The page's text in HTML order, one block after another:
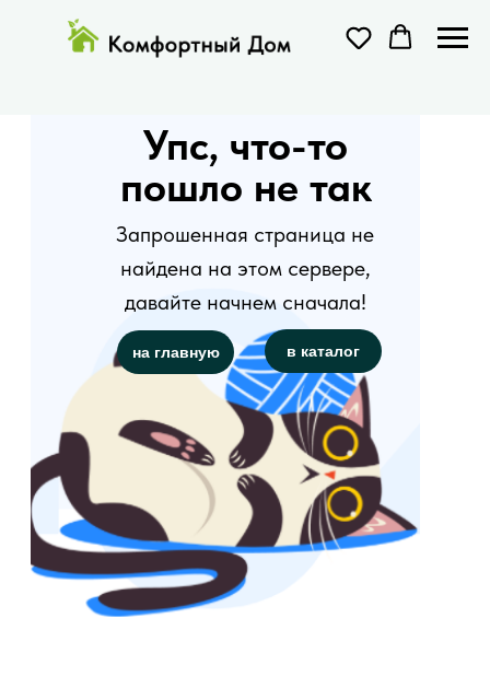
Упс, что-то
пошло не так
Запрошенная страница не
найдена на этом сервере,
давайте начнем сначала!
на главную в каталог